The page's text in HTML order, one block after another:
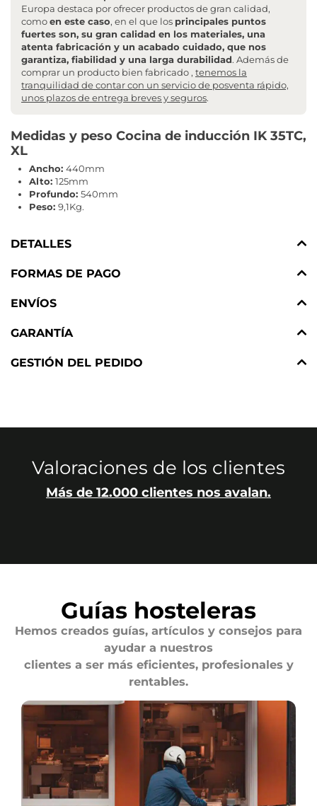
Europa destaca por ofrecer productos de gran calidad,
comoen este caso, en el que los principales puntos
fuertes son, su gran calidad en los materiales, una
atenta fabricación y un acabado cuidado, que nos
garantiza, fiabilidad y una larga durabilidad. Además de
comprar un producto bien fabricado , tenemos la
tranquilidad de contar con un servicio de posventa rápido,
unos plazos de entrega breves y seguros.
Medidas y peso Cocina de inducción IK 35TC,
XL
Ancho: 440mm
Alto: 125mm
Profundo: 540mm
Peso: 9,1Kg.
DETALLES
FORMAS DE PAGO
ENVÍOS
GARANTÍA
GESTIÓN DEL PEDIDO
Valoraciones de los clientes
Más de 12.000 clientes nos avalan.
Guías hosteleras
Hemos creados guías, artículos y consejos para
ayudar a nuestros
clientes a ser más eficientes, profesionales y
rentables.